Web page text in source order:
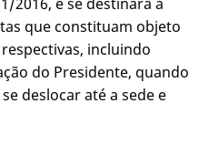
que constituam objeto
incluindo
do Presidente, quando
deslocar até a sede e